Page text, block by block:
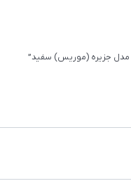
مدل جزیره (موریس) سفید”